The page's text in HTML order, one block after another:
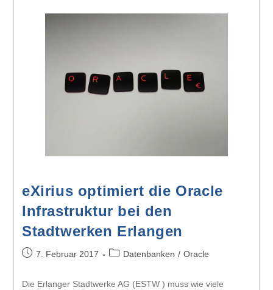
eXirius optimiert die Oracle
Infrastruktur bei den
Stadtwerken Erlangen
7. Februar 2017 Datenbanken / Oracle
Die Erlanger Stadtwerke AG (ESTW ) muss wie viele